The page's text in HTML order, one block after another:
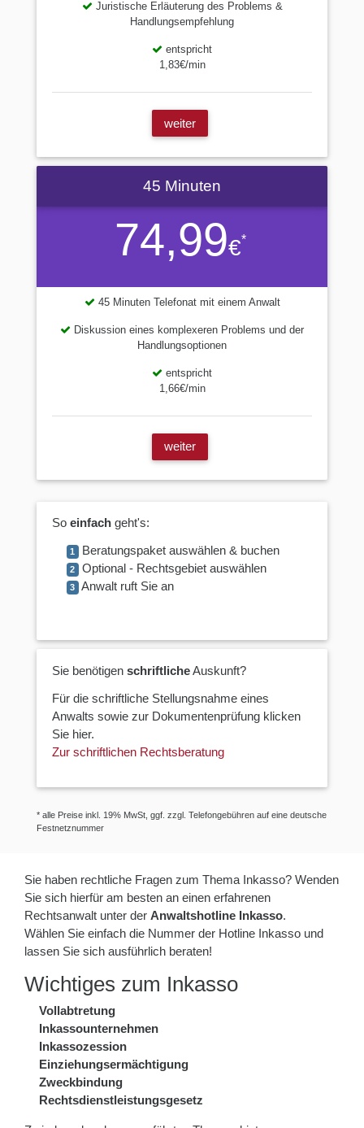
Juristische Erläuterung des Problems &
Handlungsempfehlung
entspricht
1,83€/min
weiter
74,99€*
45 Minuten
45 Minuten Telefonat mit einem Anwalt
Diskussion eines komplexeren Problems und der
Handlungsoptionen
entspricht
1,66€/min
weiter
So einfachgeht's:
1 Beratungspaket auswählen & buchen
2 Optional - Rechtsgebiet auswählen
3 Anwalt ruft Sie an
Sie benötigen schriftlicheAuskunft?
Für die schriftliche Stellungsnahme eines
Anwalts sowie zur Dokumentenprüfung klicken
Sie hier.
Zur schriftlichen Rechtsberatung
* alle Preise inkl. 19% MwSt, ggf. zzgl. Telefongebühren auf eine deutsche
Festnetznummer
Sie haben rechtliche Fragen zum Thema Inkasso? Wenden
Sie sich hierfür am besten an einen erfahrenen
Rechtsanwalt unter der Anwaltshotline Inkasso.
Wählen Sie einfach die Nummer der Hotline Inkasso und
lassen Sie sich ausführlich beraten!
Wichtiges zum Inkasso
Vollabtretung
Inkassounternehmen
Inkassozession
Einziehungsermächtigung
Zweckbindung
Rechtsdienstleistungsgesetz